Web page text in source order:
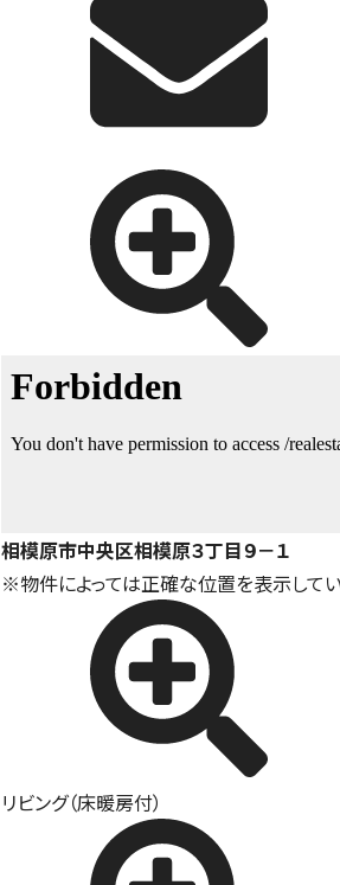
相模原市中央区相模原３丁目９－１
※物件によっては正確な位置を表示して
リビング（床暖房付）